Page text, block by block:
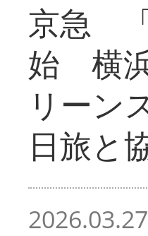
京急
始 横
リー
日旅と
2026.03.27